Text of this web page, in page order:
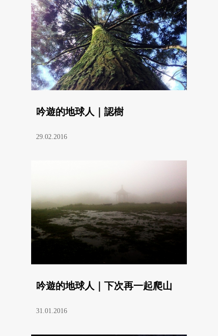
吟遊的地球人｜認樹
29.02.2016
吟遊的地球人｜下次再一起爬山
31.01.2016